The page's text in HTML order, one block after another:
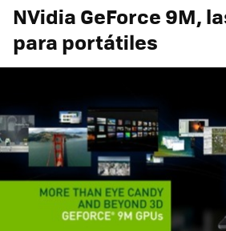
NVidia GeForce 9M,
para portátiles